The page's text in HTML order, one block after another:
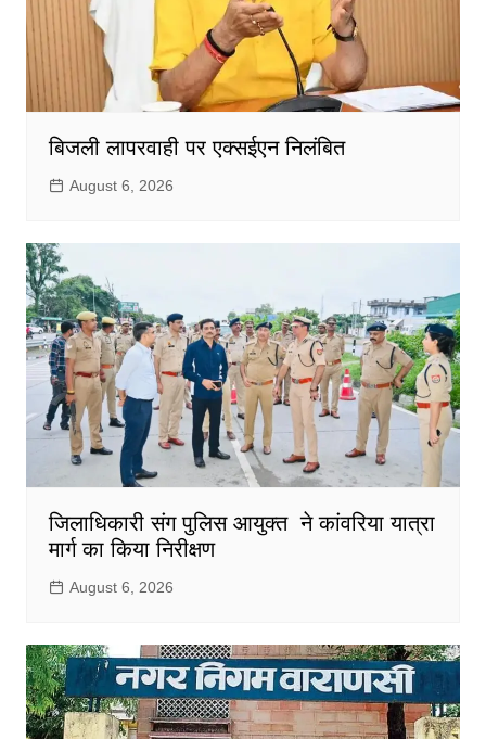
बिजली लापरवाही पर एक्सईएन निलंबित
August 6, 2026
जिलाधिकारी संग पुलिस आयुक्त ने कांवरिया यात्रा
मार्ग का किया निरीक्षण
August 6, 2026